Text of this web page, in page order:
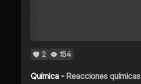
2 154
Química -Reacciones químicas